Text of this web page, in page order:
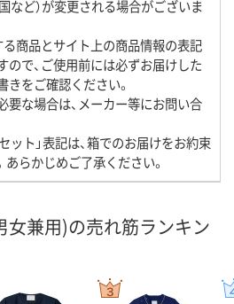
など）が変更される場合がございま
る商品とサイト上の商品情報の表記
ので、ご使用前には必ずお届けした
をご確認ください。
要な場合は、メーカー等にお問い合
ット」表記は、箱でのお届けをお約束
らかじめご了承ください。
女兼用)の売れ筋ランキン